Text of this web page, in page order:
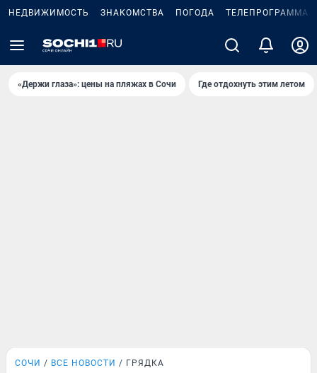
НЕДВИЖИМОСТЬ ЗНАКОМСТВА ПОГОДА ТЕЛЕПРОГРАММА
«Держи глаза»: цены на пляжах в Сочи Где отдохнуть этим летом
СОЧИ ВСЕ НОВОСТИ ГРЯДКА